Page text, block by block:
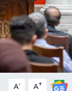
A- A+